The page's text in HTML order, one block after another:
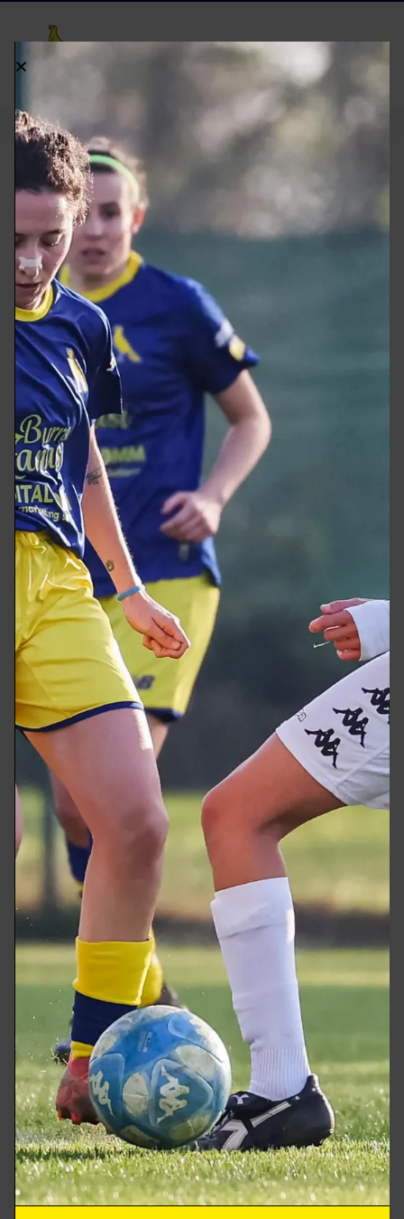
Ultima giornata
della stagione per
le Canarine che
spiccano nel 2°
Memorial Silvia
Fazion
Nel pomeriggio didomenica 9 giugnoè
andato in scena sul Campo Comunale di
Sanguinetto (VR) il
2° Memorial Silvia
Fazion
che ha visto in campo le
formazioni di Eccellenza venetaACD
Oppeano Women
, ilVenera Calcio
Women e le ragazze i Mister Maestroni.
Dopo il pareggio alla fine del tempo
regolamentare e la vittoria ai calci di
rigore dell’Oppeano, il Modena è sceso in
campo con le padrone di casa del Venera
regolando il match con una doppietta di
Bellamico.
La prima rete al 38′ capitalizzando l’assist
di Dotto e la seconda al 45 con azione
tutta in verticale con Hamouda, Nicolini
ed ancora Dotto a servire l’assist
vincente a Bellamico.
Nella terza partita che vedeva le “Gialle”
opposte all’ Oppeano si parte con
l’immediato imballaggio del Modena, al 4′
Bellamico controlla al limite una